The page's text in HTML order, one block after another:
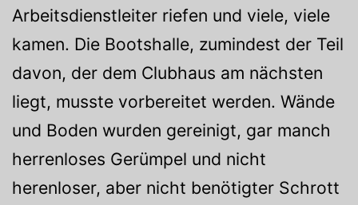
Arbeitsdienstleiter riefen und viele, viele
kamen. Die Bootshalle, zumindest der Teil
davon, der dem Clubhaus am nächsten
liegt, musste vorbereitet werden. Wände
und Boden wurden gereinigt, gar manch
herrenloses Gerümpel und nicht
herenloser, aber nicht benötigter Schrott